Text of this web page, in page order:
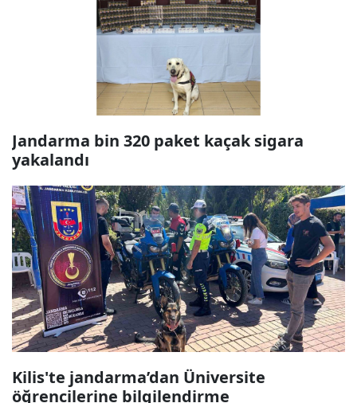
Jandarma bin 320 paket kaçak sigara
yakalandı
Kilis'te jandarma’dan Üniversite
öğrencilerine bilgilendirme